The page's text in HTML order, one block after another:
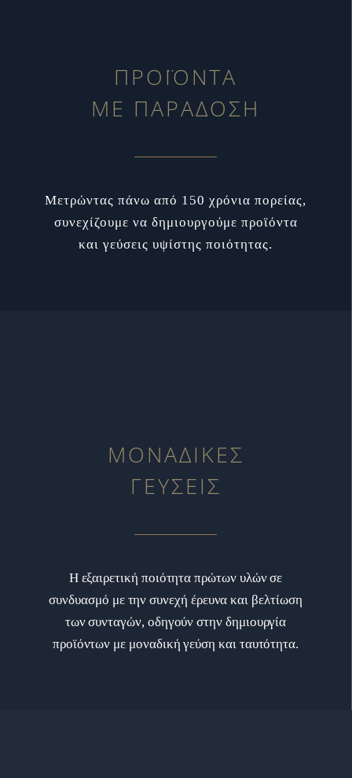
ΠΡΟΪΟΝΤΑ
ΜΕ ΠΑΡΑΔΟΣΗ
Μετρώντας πάνω από 150 χρόνια πορείας,
συνεχίζουμε να δημιουργούμε προϊόντα
και γεύσεις υψίστης ποιότητας.
ΜΟΝΑΔΙΚΕΣ
ΓΕΥΣΕΙΣ
Η εξαιρετική ποιότητα πρώτων υλών σε
συνδυασμό με την συνεχή έρευνα και βελτίωση
των συνταγών, οδηγούν στην δημιουργία
προϊόντων με μοναδική γεύση και ταυτότητα.